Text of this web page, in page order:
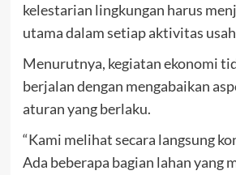
kelestarian lingkungan harus
utama dalam setiap aktivitas
Menurutnya, kegiatan ekonomi
berjalan dengan mengabaikan
aturan yang berlaku.
“Kami melihat secara langsung
Ada beberapa bagian lahan yang